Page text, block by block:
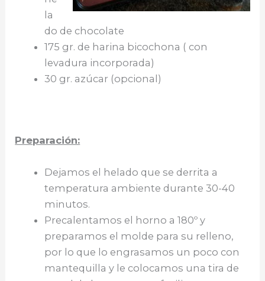
la
do de chocolate
175 gr. de harina bicochona ( con
levadura incorporada)
30 gr. azúcar (opcional)
Preparación:
Dejamos el helado que se derrita a
temperatura ambiente durante 30-40
minutos.
Precalentamos el horno a 180º y
preparamos el molde para su relleno,
por lo que lo engrasamos un poco con
mantequilla y le colocamos una tira de